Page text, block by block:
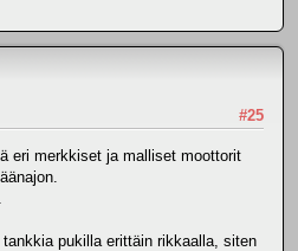
#25
eri merkkiset ja malliset moottorit
pukilla erittäin rikkaalla, siten